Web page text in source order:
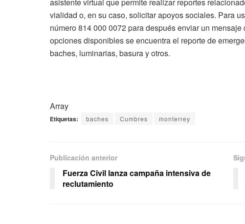
vialidad o, en su caso, solicitar apoyos sociales. Para
número 814 000 0072 para después enviar un
opciones disponibles se encuentra el reporte de
baches, luminarias, basura y otros.
Array
Etiquetas: baches Cumbres monterrey
Publicación anterior
Fuerza Civil lanza campaña intensiva de
reclutamiento